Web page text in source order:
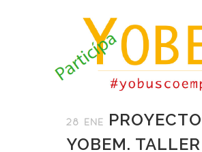
28 ENE PROYECTO
YOBEM.